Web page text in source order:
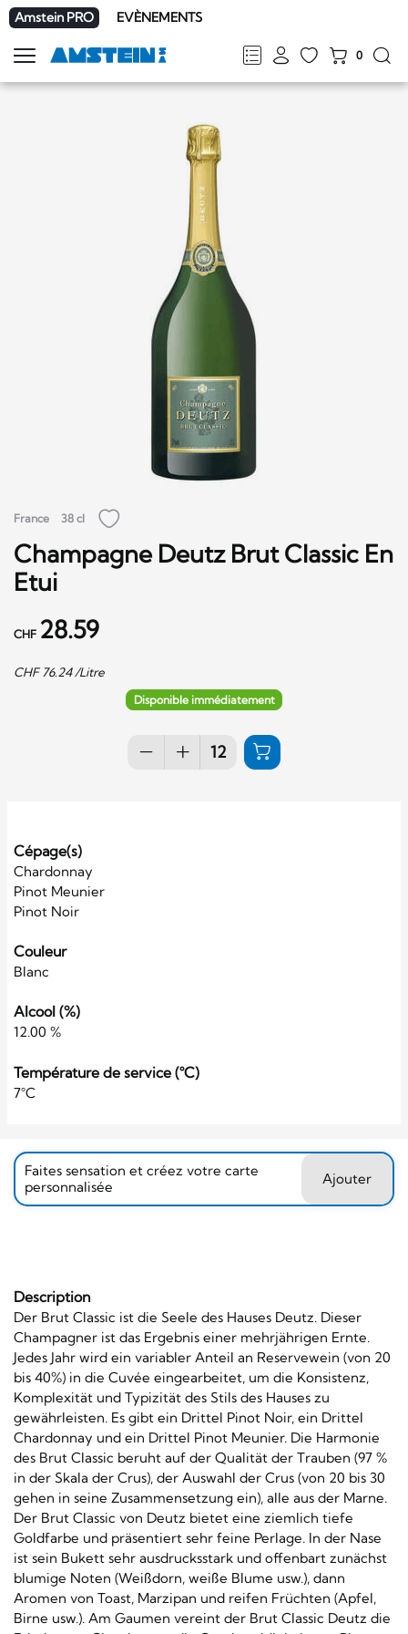
Amstein PRO EVÈNEMENTS
FRDEENIT
0
Afficher
la
France 38 cl
Champagne Deutz Brut Classic En
Etui
CHF 28.59
CHF 76.24/Litre
Disponible immédiatement
Cépage(s)
Chardonnay
Pinot Meunier
Pinot Noir
Couleur
Blanc
Alcool (%)
12.00 %
Température de service (°C)
7°C
Faites sensation et créez votre carte
personnalisée
Ajouter
Description
Der Brut Classic ist die Seele des Hauses Deutz. Dieser
Champagner ist das Ergebnis einer mehrjährigen Ernte.
Jedes Jahr wird ein variabler Anteil an Reservewein (von 20
bis 40%) in die Cuvée eingearbeitet, um die Konsistenz,
Komplexität und Typizität des Stils des Hauses zu
gewährleisten. Es gibt ein Drittel Pinot Noir, ein Drittel
Chardonnay und ein Drittel Pinot Meunier. Die Harmonie
des Brut Classic beruht auf der Qualität der Trauben (97 %
in der Skala der Crus), der Auswahl der Crus (von 20 bis 30
gehen in seine Zusammensetzung ein), alle aus der Marne.
Der Brut Classic von Deutz bietet eine ziemlich tiefe
Goldfarbe und präsentiert sehr feine Perlage. In der Nase
ist sein Bukett sehr ausdrucksstark und offenbart zunächst
blumige Noten (Weißdorn, weiße Blume usw.), dann
Aromen von Toast, Marzipan und reifen Früchten (Apfel,
Birne usw.). Am Gaumen vereint der Brut Classic Deutz die